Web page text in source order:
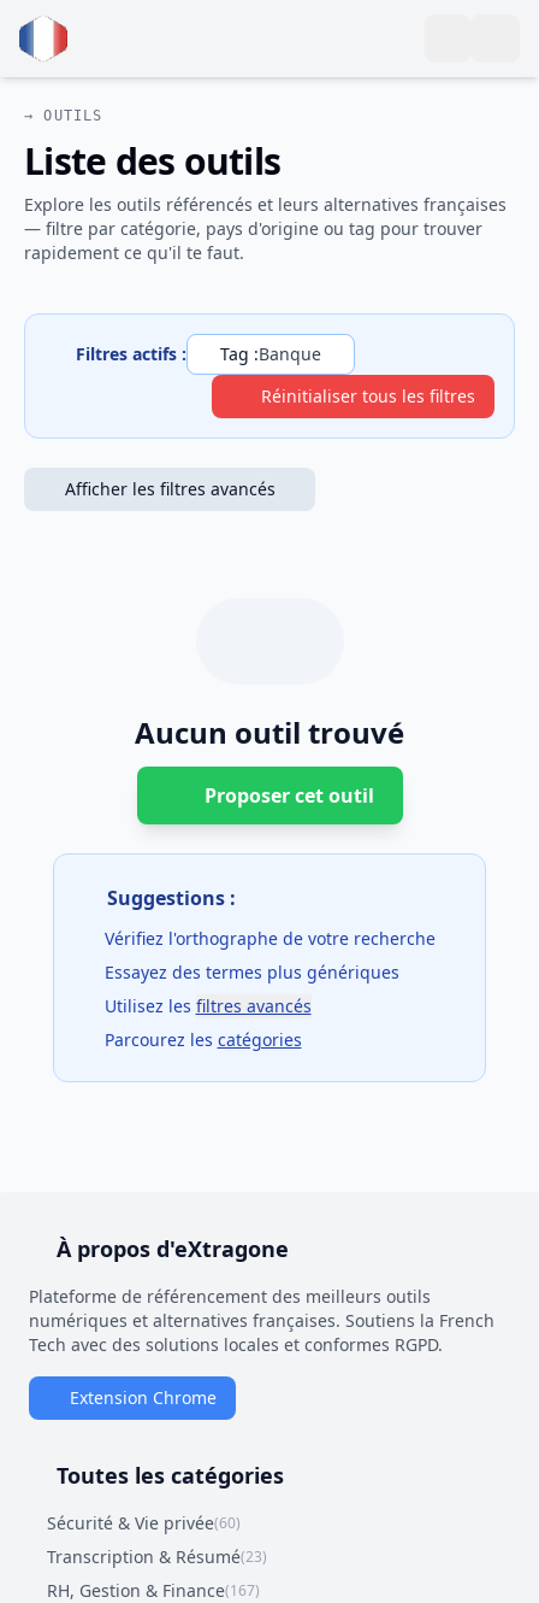
→ OUTILS
Liste des outils
Explore les outils référencés et leurs alternatives françaises
— filtre par catégorie, pays d'origine ou tag pour trouver
rapidement ce qu'il te faut.
Filtres actifs : Tag :Banque
Réinitialiser tous les filtres
Afficher les filtres avancés
Aucun outil trouvé
Proposer cet outil
Suggestions :
Vérifiez l'orthographe de votre recherche
Essayez des termes plus génériques
Utilisez les filtres avancés
Parcourez les catégories
À propos d'eXtragone
Plateforme de référencement des meilleurs outils
numériques et alternatives françaises. Soutiens la French
Tech avec des solutions locales et conformes RGPD.
Extension Chrome
Toutes les catégories
Sécurité & Vie privée(60)
Transcription & Résumé(23)
RH, Gestion & Finance(167)